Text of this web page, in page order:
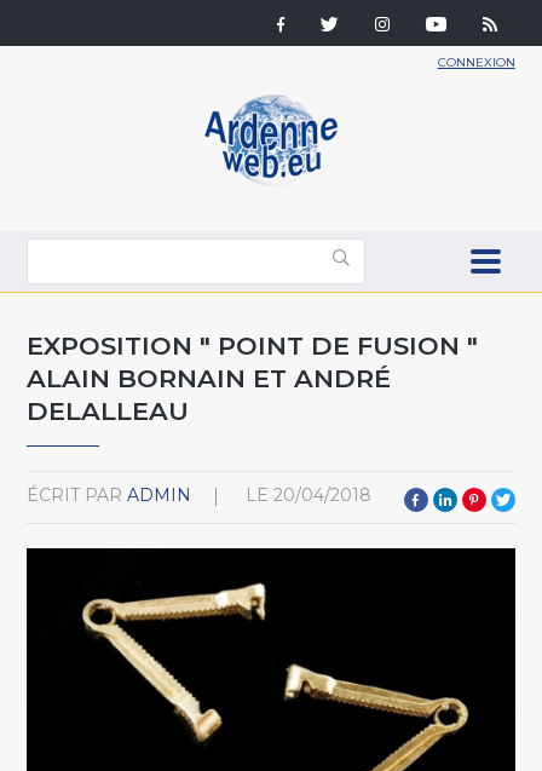
CONNEXION
EXPOSITION " POINT DE FUSION "
ALAIN BORNAIN ET ANDRÉ
DELALLEAU
ÉCRIT PAR ADMIN LE 20/04/2018